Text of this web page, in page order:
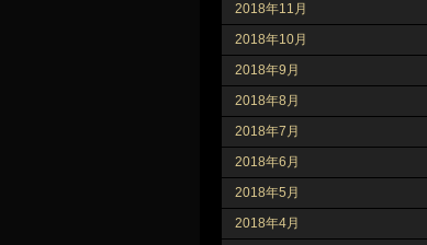
2018年11月
2018年10月
2018年9月
2018年8月
2018年7月
2018年6月
2018年5月
2018年4月